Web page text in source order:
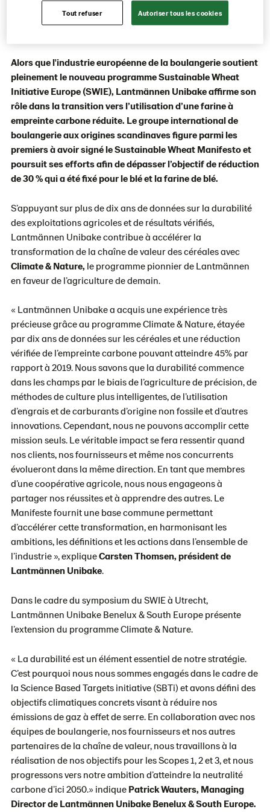
d'ici 2030.
Alors que l'industrie européenne de la boulangerie soutient
pleinement le nouveau programme Sustainable Wheat
Initiative Europe (SWIE), Lantmännen Unibake affirme son
rôle dans la transition vers l’utilisation d’une farine à
empreinte carbone réduite. Le groupe international de
boulangerie aux origines scandinaves figure parmi les
premiers à avoir signé le Sustainable Wheat Manifesto et
poursuit ses efforts afin de dépasser l’objectif de réduction
de 30 % qui a été fixé pour le blé et la farine de blé.
S’appuyant sur plus de dix ans de données sur la durabilité
des exploitations agricoles et de résultats vérifiés,
Lantmännen Unibake contribue à accélérer la
transformation de la chaîne de valeur des céréales avec
Climate & Nature, le programme pionnier de Lantmännen
en faveur de l’agriculture de demain.
« Lantmännen Unibake a acquis une expérience très
précieuse grâce au programme Climate & Nature, étayée
par dix ans de données sur les céréales et une réduction
vérifiée de l’empreinte carbone pouvant atteindre 45% par
rapport à 2019. Nous savons que la durabilité commence
dans les champs par le biais de l’agriculture de précision, de
méthodes de culture plus intelligentes, de l’utilisation
d’engrais et de carburants d’origine non fossile et d’autres
innovations. Cependant, nous ne pouvons accomplir cette
mission seuls. Le véritable impact se fera ressentir quand
nos clients, nos fournisseurs et même nos concurrents
évolueront dans la même direction. En tant que membres
d’une coopérative agricole, nous nous engageons à
partager nos réussites et à apprendre des autres. Le
Manifeste fournit une base commune permettant
d’accélérer cette transformation, en harmonisant les
ambitions, les définitions et les actions dans l’ensemble de
l’industrie », expliqueCarsten Thomsen, président de
Lantmännen Unibake.
Dans le cadre du symposium du SWIE à Utrecht,
Lantmännen Unibake Benelux & South Europe présente
l’extension du programme Climate & Nature.
« La durabilité est un élément essentiel de notre stratégie.
C’est pourquoi nous nous sommes engagés dans le cadre de
la Science Based Targets initiative (SBTi) et avons défini des
objectifs climatiques concrets visant à réduire nos
émissions de gaz à effet de serre. En collaboration avec nos
équipes de boulangerie, nos fournisseurs et nos autres
partenaires de la chaîne de valeur, nous travaillons à la
réalisation de nos objectifs pour les Scopes 1, 2 et 3, et nous
progressons vers notre ambition d’atteindre la neutralité
carbone d’ici 2050.» indique Patrick Wauters, Managing
Director de Lantmännen Unibake Benelux & South Europe.
Tout refuser Autoriser tous les cookies